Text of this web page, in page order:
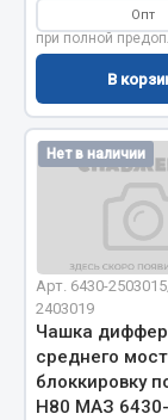
Охладжающие
Технические
Весь раздел
Гайки
Кольца
Пресс-
Пробки
Пружины
Опт
при полной
В
Нет в наличии
Арт. 6430-
2403019
Чашка
среднего
блоккировку
Н80 МАЗ 6430-